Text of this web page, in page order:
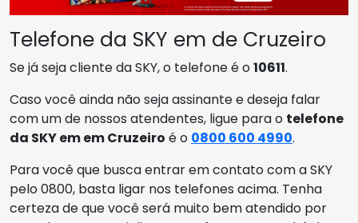
Telefone da SKY em de Cruzeiro
Se já seja cliente da SKY, o telefone é o10611.
Caso você ainda não seja assinante e deseja falar
com um de nossos atendentes, ligue para o telefone
da SKY em em Cruzeiro é o 0800 600 4990.
Para você que busca entrar em contato com a SKY
pelo 0800, basta ligar nos telefones acima. Tenha
certeza de que você será muito bem atendido por